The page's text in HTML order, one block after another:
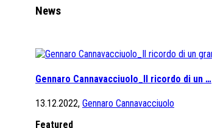
News
Gennaro Cannavacciuolo_Il ricordo di un …
13.12.2022, Gennaro Cannavacciuolo
Featured